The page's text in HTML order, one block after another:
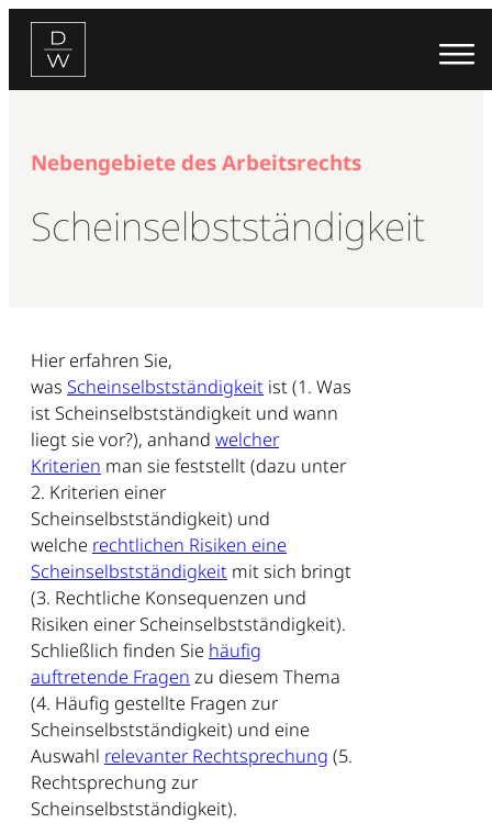
Zum
Inhalt
springen
Nebengebiete des Arbeitsrechts
Scheinselbstständigkeit
Hier erfahren Sie,
was Scheinselbstständigkeit ist (1. Was
ist Scheinselbstständigkeit und wann
liegt sie vor?), anhand welcher
Kriterien man sie feststellt (dazu unter
2. Kriterien einer
Scheinselbstständigkeit) und
welche rechtlichen Risiken eine
Scheinselbstständigkeit mit sich bringt
(3. Rechtliche Konsequenzen und
Risiken einer Scheinselbstständigkeit).
Schließlich finden Sie häufig
auftretende Fragen zu diesem Thema
(4. Häufig gestellte Fragen zur
Scheinselbstständigkeit) und eine
Auswahl relevanter Rechtsprechung (5.
Rechtsprechung zur
Scheinselbstständigkeit).